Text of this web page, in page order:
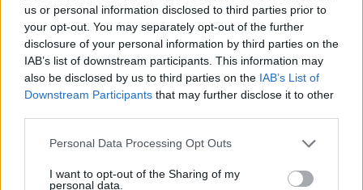
us or personal information disclosed to third parties prior to
your opt-out. You may separately opt-out of the further
disclosure of your personal information by third parties on the
IAB’s list of downstream participants. This information may
also be disclosed by us to third parties on the IAB’s List of
Downstream Participants that may further disclose it to other
Please note that this website/app uses one or more Google
not limited to your visit or usage behaviour. You may click to
Personal Data Processing Opt Outs
I want to opt-out of the Sharing of my
personal data.
ΑΠΌΨΕΙΣ
Το δάσος δεν ζητά ήρωες αλλά πρόνοια
ΑΝΑΡΤΗΘΗΚΕ ΑΠΟNEWSROOM 6 ΑΥΓΟΎΣΤΟΥ 2026